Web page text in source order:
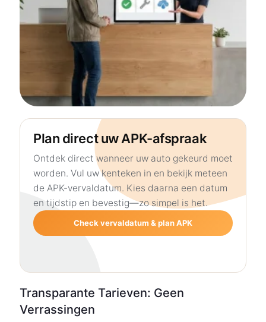
Plan direct uw APK-afspraak
Ontdek direct wanneer uw auto gekeurd moet
worden. Vul uw kenteken in en bekijk meteen
de APK-vervaldatum. Kies daarna een datum
en tijdstip en bevestig—zo simpel is het.
Check vervaldatum & plan APK
Transparante Tarieven: Geen
Verrassingen